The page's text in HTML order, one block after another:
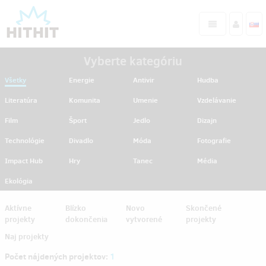
Všetky Energie Antivir
Hudba
Literatúra
Komunita Umenie
Vzdelávanie
Film
Šport Jedlo
Dizajn
Technológie
Divadlo Móda
Fotografie
Impact Hub
Hry Tanec
Média
Ekológia
Aktívne
projekty
Blízko
dokončenia
Novo
vytvorené
Skončené
projekty
Naj projekty
Počet nájdených projektov: 1